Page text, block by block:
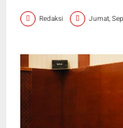
Redaksi Jumat,